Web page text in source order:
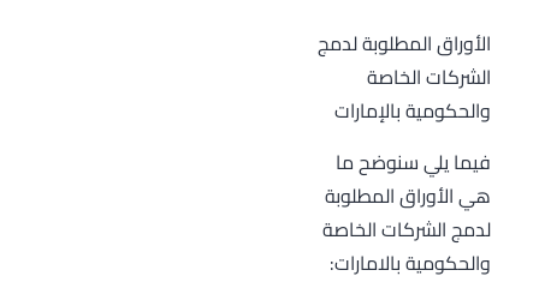
الأوراق المطلوبة لدمج
الشركات الخاصة
والحكومية بالإمارات
فيما يلي سنوضح ما
هي الأوراق المطلوبة
لدمج الشركات الخاصة
والحكومية بالامارات: